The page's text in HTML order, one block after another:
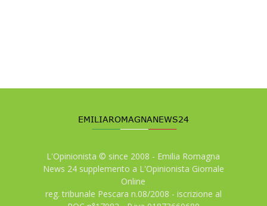
L'Opinionista © since 2008 - Emilia Romagna
News 24 supplemento a L'Opinionista Giornale
Online
reg. tribunale Pescara n.08/2008 - iscrizione al